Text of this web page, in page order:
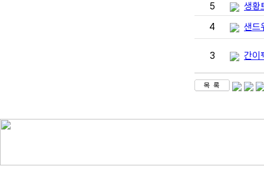
5
생황
4
샌드
3 간이